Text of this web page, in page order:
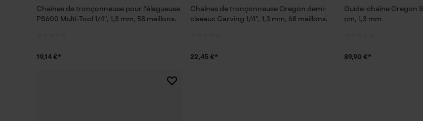
Chaînes de tronçonneuse pour l'élagueuse
PS600 Multi-Tool 1/4", 1,3 mm, 58 maillons.
19,14 €*
Chaînes de tronçonneuse Oregon demi-
ciseaux Carving 1/4", 1,3 mm, 68 maillons.
22,45 €*
Guide-chaîne Oregon
cm, 1,3 mm
89,90 €*